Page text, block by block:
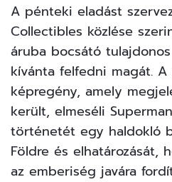
A pénteki eladást
Collectibles közlése
áruba bocsátó
kívánta felfedni magát.
képregény, amely
került, elmeséli
történetét egy haldokló
Földre és elhatározását,
az emberiség javára